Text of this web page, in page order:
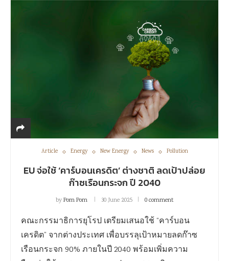
Article Energy New Energy News Pollution
EU จ่อใช้ ‘คาร์บอนเครดิต’ ต่างชาติ ลดเป้าปล่อย
ก๊าซเรือนกระจก ปี 2040
byPom Pom 30 June 2025 0 comment
คณะกรรมาธิการยุโรป เตรียมเสนอใช้ “คาร์บอน
เครดิต” จากต่างประเทศ เพื่อบรรลุเป้าหมายลดก๊าซ
เรือนกระจก 90% ภายในปี 2040 พร้อมเพิ่มความ